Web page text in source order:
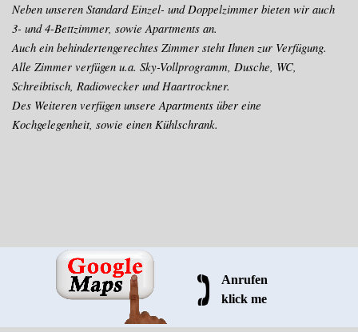
Neben unseren Standard Einzel- und Doppelzimmer bieten wir auch
3- und 4-Bettzimmer, sowie Apartments an.
Auch ein behindertengerechtes Zimmer steht Ihnen zur Verfügung.
Alle Zimmer verfügen u.a. Sky-Vollprogramm, Dusche, WC,
Schreibtisch, Radiowecker und Haartrockner.
Des Weiteren verfügen unsere Apartments über eine
Kochgelegenheit, sowie einen Kühlschrank.
Anrufen
klick me